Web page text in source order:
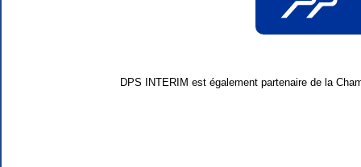
DPS INTERIM est également partenaire de la